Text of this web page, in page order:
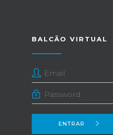
BALCÃO VIRTUAL
ENTRAR